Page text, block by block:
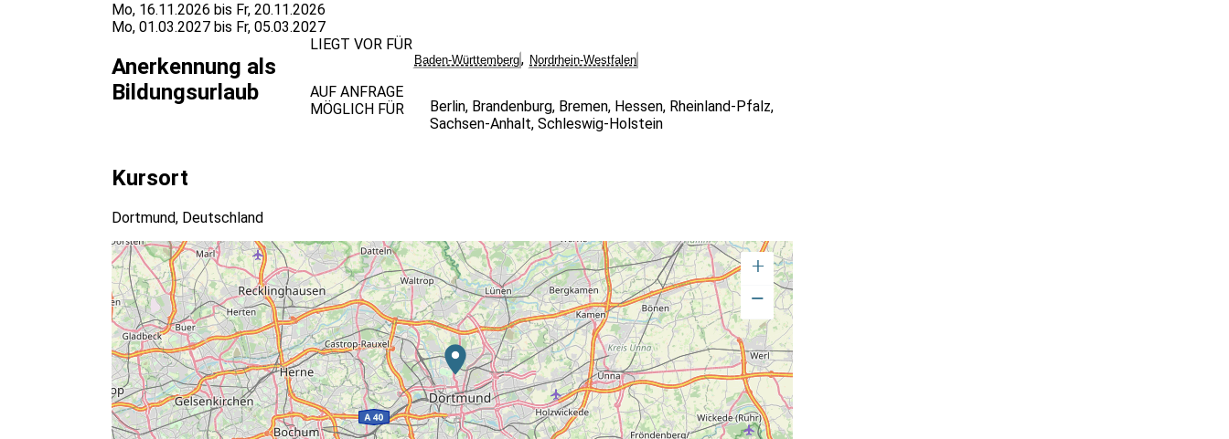
Mo, 16.11.2026 bis Fr, 20.11.2026
Mo, 01.03.2027 bis Fr, 05.03.2027
Anerkennung als
Bildungsurlaub
LIEGT VOR FÜR
Baden-Württemberg, Nordrhein-Westfalen
AUF ANFRAGE
MÖGLICH FÜR
Berlin, Brandenburg, Bremen, Hessen, Rheinland-Pfalz,
Sachsen-Anhalt, Schleswig-Holstein
Kursort
Dortmund, Deutschland
+
−